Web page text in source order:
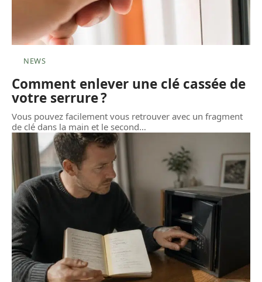
NEWS
Comment enlever une clé cassée de
votre serrure ?
Vous pouvez facilement vous retrouver avec un fragment
de clé dans la main et le second…